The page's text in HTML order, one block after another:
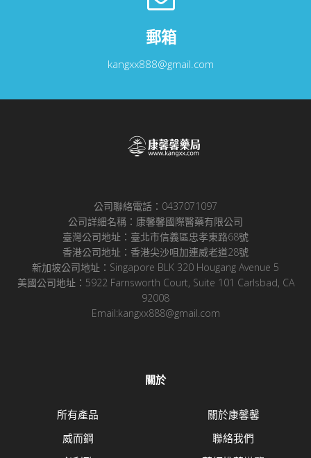
郵箱
kangxx888@gmail.com
公司聯絡電話：0437071097
公司詳細名稱：康馨馨國際醫藥有限公司
臺灣公司地址：臺北市信義區忠孝東路68號
香港公司地址：香港尖沙咀加連威老道28號
新加坡公司地址：Singapore BLK 320 Hougang Avenue 5
美國公司地址：5922 Farnsworth Court, Suite 101 Carlsbad, CA
92008
Email:kangxx888@gmail.com
關於
所有產品
威而鋼
關於康馨馨
聯絡我們